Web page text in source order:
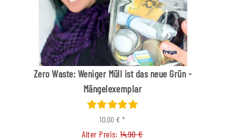
Zero Waste: Weniger Müll ist das neue Grün -
Mängelexemplar
10,00 €*
Alter Preis:14,90 €